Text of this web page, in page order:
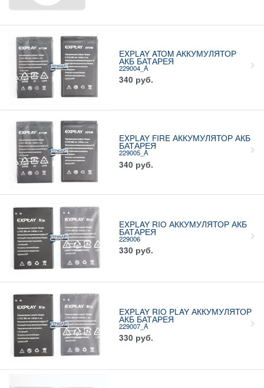
EXPLAY ATOM АККУМУЛЯТОР
АКБ БАТАРЕЯ
229004_A
340 руб.
EXPLAY FIRE АККУМУЛЯТОР АКБ
БАТАРЕЯ
229005_A
340 руб.
EXPLAY RIO АККУМУЛЯТОР АКБ
БАТАРЕЯ
229006
330 руб.
EXPLAY RIO PLAY АККУМУЛЯТОР
АКБ БАТАРЕЯ
229007_A
330 руб.